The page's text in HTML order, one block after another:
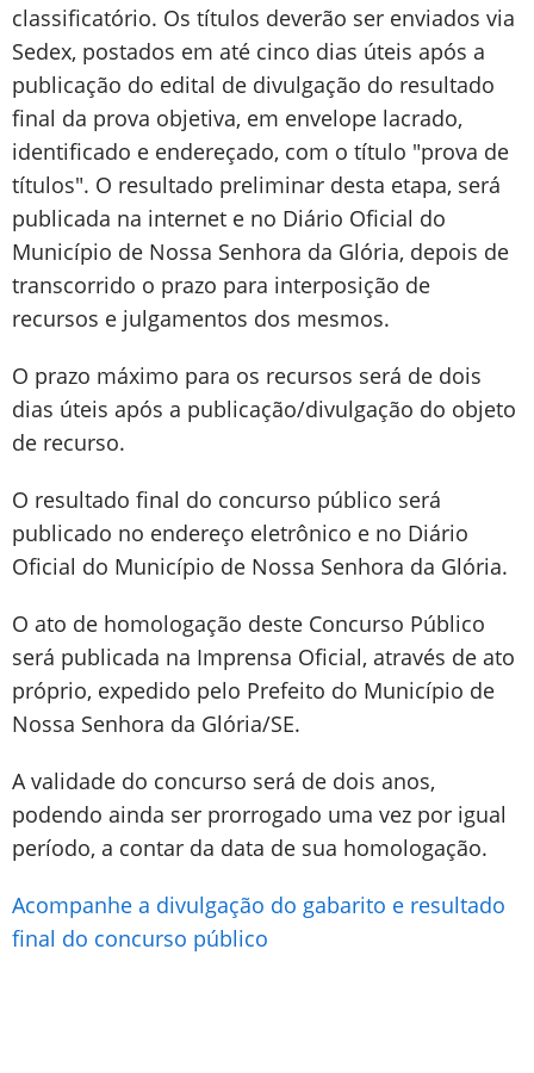
classificatório. Os títulos deverão ser enviados via
Sedex, postados em até cinco dias úteis após a
publicação do edital de divulgação do resultado
final da prova objetiva, em envelope lacrado,
identificado e endereçado, com o título "prova de
títulos". O resultado preliminar desta etapa, será
publicada na internet e no Diário Oficial do
Município de Nossa Senhora da Glória, depois de
transcorrido o prazo para interposição de
recursos e julgamentos dos mesmos.
O prazo máximo para os recursos será de dois
dias úteis após a publicação/divulgação do objeto
de recurso.
O resultado final do concurso público será
publicado no endereço eletrônico e no Diário
Oficial do Município de Nossa Senhora da Glória.
O ato de homologação deste Concurso Público
será publicada na Imprensa Oficial, através de ato
próprio, expedido pelo Prefeito do Município de
Nossa Senhora da Glória/SE.
A validade do concurso será de dois anos,
podendo ainda ser prorrogado uma vez por igual
período, a contar da data de sua homologação.
Acompanhe a divulgação do gabarito e resultado
final do concurso público